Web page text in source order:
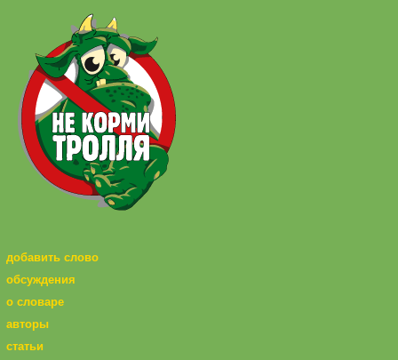
добавить слово
обсуждения
о словаре
авторы
статьи